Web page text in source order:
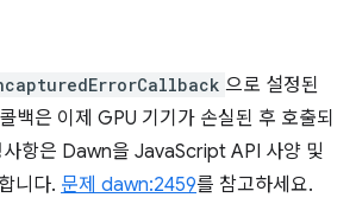
으로 설정된
백은 이제 GPU 기기가 손실된 후 호출되
사항은 Dawn을 JavaScript API 사양 및
니다. 문제 dawn:2459를 참고하세요.